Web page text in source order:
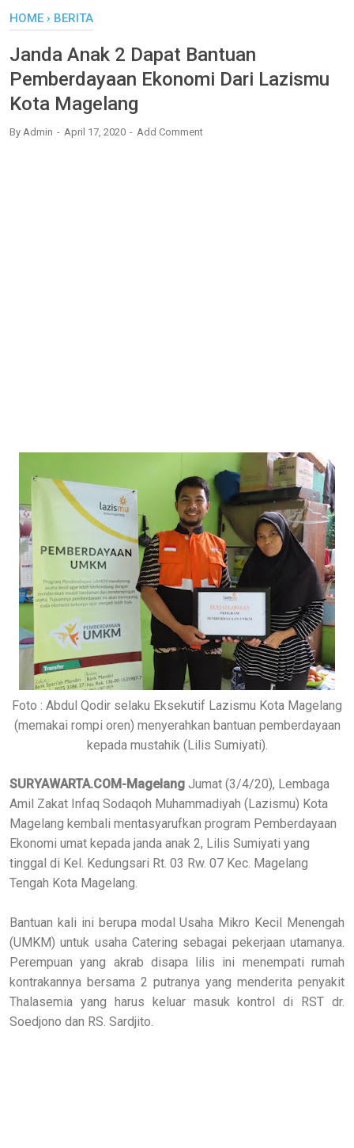
HOME › BERITA
Janda Anak 2 Dapat Bantuan
Pemberdayaan Ekonomi Dari Lazismu
Kota Magelang
By Admin April 17, 2020 Add Comment
Foto : Abdul Qodir selaku Eksekutif Lazismu Kota Magelang
(memakai rompi oren) menyerahkan bantuan pemberdayaan
kepada mustahik (Lilis Sumiyati).
SURYAWARTA.COM-Magelang Jumat (3/4/20), Lembaga
Amil Zakat Infaq Sodaqoh Muhammadiyah (Lazismu) Kota
Magelang kembali mentasyarufkan program Pemberdayaan
Ekonomi umat kepada janda anak 2, Lilis Sumiyati yang
tinggal di Kel. Kedungsari Rt. 03 Rw. 07 Kec. Magelang
Tengah Kota Magelang.
Bantuan kali ini berupa modal Usaha Mikro Kecil Menengah
(UMKM) untuk usaha Catering sebagai pekerjaan utamanya.
Perempuan yang akrab disapa lilis ini menempati rumah
kontrakannya bersama 2 putranya yang menderita penyakit
Thalasemia yang harus keluar masuk kontrol di RST dr.
Soedjono dan RS. Sardjito.